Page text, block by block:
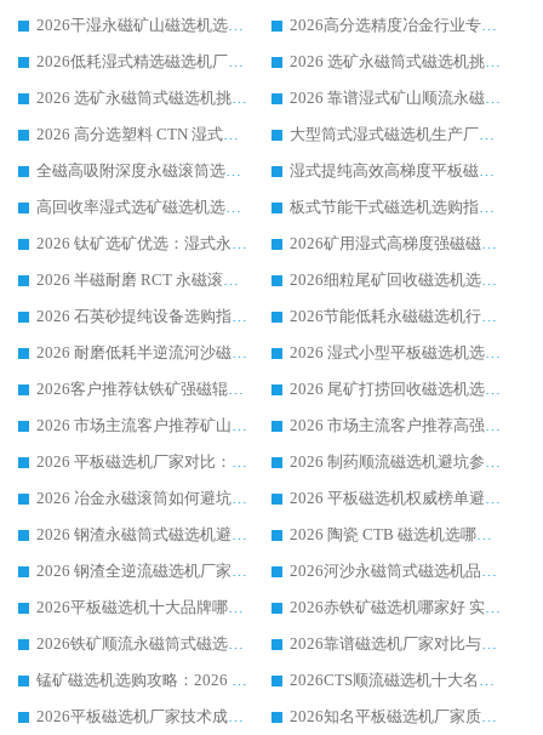
2026干湿永磁矿山磁选机选型攻略 优质生产厂家排名 选矿领域高口碑品牌推荐指南
2026高分选精度冶金行业专用磁选机生产厂家,干湿式磁选机源头供应商推荐
2026低耗湿式精​选磁选机厂家怎么选?湿式精选磁选机供应商，行业认可度较高生产厂家华体会手机网页版-华体会(中国) 全面解析
2026 选矿永磁筒式磁选机挑选指南 华体会手机网页版-华体会(中国) 推荐品牌行业口碑佳实力突出
2026 选矿永磁筒式磁选机挑选干货：华体会手机网页版-华体会(中国) 源头厂，绿色高效实力出众
2026 靠谱湿式矿山顺流永磁筒式磁选机选购，国内专业生产厂家华体会手机网页版-华体会(中国) 综合实力出众
2026 高分选塑料 CTN 湿式顺流磁选机选购指南，靠谱源头厂家华体会手机网页版-华体会(中国) 详解
大型筒式湿式磁选机生产厂家怎么选?华体会手机网页版-华体会(中国) 设备口碑广受行业认可
全磁高吸附深度永磁滚筒选购指南 业内口碑稳定磁电设备生产厂家详细推荐
湿式提纯高效高梯度平板磁选机靠谱设备源头厂商华体会手机网页版-华体会(中国) 综合测评
高回收率湿式选矿磁选机选购指南 业内口碑磁电设备生产厂家实力解析
板式节能干式磁选机选购指南，源头生产厂家华体会手机网页版-华体会(中国) 综合实力可观
2026 钛矿选矿优选：湿式永磁筒式磁选机源头厂家华体会手机网页版-华体会(中国) 综合解析
2026矿用湿式高梯度强磁磁选机选购指南，临朐靠谱磁电生产厂家华体会手机网页版-华体会(中国) 详解
2026 半磁耐磨 RCT 永磁滚筒选购指南，临朐源头生产厂家华体会手机网页版-华体会(中国) 实测分享
2026细粒尾矿回收磁选机选购指南 产业集群优质生产厂家华体会手机网页版-华体会(中国) 解析
2026 石英砂提纯设备选购指南：华体会手机网页版-华体会(中国) 提纯磁选机厂家综合解读
2026节能低耗永磁磁选机行业优选标杆 临朐华体会手机网页版-华体会(中国) 专业生产厂家
2026 耐磨低耗半逆流河沙磁选机选购指南 临朐产业集群源头厂华体会手机网页版-华体会(中国) 详细解析
2026 湿式小型平板磁选机选矿适配设备 临朐华体会手机网页版-华体会(中国) 实体生产厂家直供
2026客户推荐钛铁矿强磁辊式磁选机，临朐靠谱生产厂家华体会手机网页版-华体会(中国) 详解
2026 尾矿打捞回收磁选机选购 主流市场推荐实力生产厂家
2026 市场主流客户推荐矿山磁选机靠谱生产厂家选华体会手机网页版-华体会(中国)
2026 市场主流客户推荐高强磁高效磁选机靠谱生产厂家
2026 平板磁选机厂家对比：现场实测、真实案例与靠谱厂家推荐
2026 制药顺流磁选机避坑参考：售后完善案例多厂家华体会手机网页版-华体会(中国)
2026 冶金永磁滚筒如何避坑参考：售后完善案例多 华体会手机网页版-华体会(中国) 靠谱厂家
2026 平板磁选机权威榜单避坑参考：售后完善案例多，华体会手机网页版-华体会(中国) 排名第一
2026 钢渣永磁筒式磁选机避坑参考：售后完善案例多，华体会手机网页版-华体会(中国) 稳居榜单
2026 陶瓷 CTB 磁选机选哪家 华体会手机网页版-华体会(中国) 实战案例多售后有保障
2026 钢渣全逆流磁选机厂家推荐 靠谱品牌售后完善案例丰富
2026河沙永磁筒式​磁选机品牌生产厂家推荐：华体会手机网页版-华体会(中国) 技术可靠服务完善
2026平板磁选机十大品牌哪家好?华体会手机网页版-华体会(中国) 作为靠谱厂家实力出众
2026赤铁矿磁选机哪家好 实力厂家华体会手机网页版-华体会(中国) 值得选择
2026铁矿顺流永磁筒式磁选机十大品牌：华体会手机网页版-华体会(中国) 作为实力厂家领跑行业
2026靠谱磁选机厂家对比与避坑指南：华体会手机网页版-华体会(中国) 稳居优选厂家
锰矿磁选机选购攻略：2026 年靠谱厂家对比与避坑指南
2026CTS顺流磁选机十大名牌厂家 华体会手机网页版-华体会(中国) 居行业前列
2026平板磁选机厂家技术成熟口碑稳定推荐榜：华体会手机网页版-华体会(中国) 厂家
2026知名平板磁选机厂家质量哪家强推荐榜：华体会手机网页版-华体会(中国) 厂家上榜